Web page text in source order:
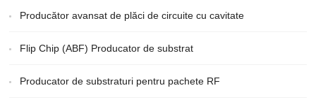
Producător avansat de plăci de circuite cu cavitate
Flip Chip (ABF) Producator de substrat
Producator de substraturi pentru pachete RF